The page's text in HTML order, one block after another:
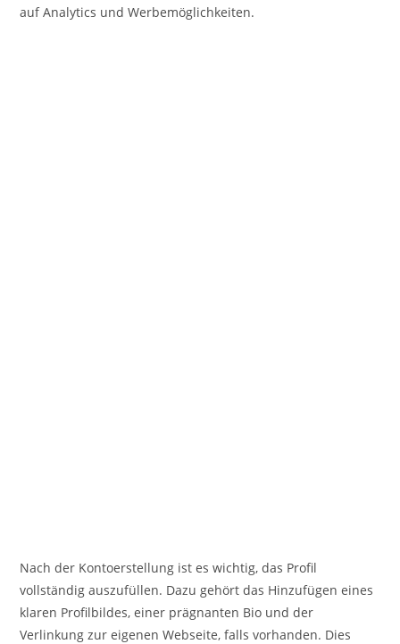
auf Analytics und Werbemöglichkeiten.
Nach der Kontoerstellung ist es wichtig, das Profil
vollständig auszufüllen. Dazu gehört das Hinzufügen eines
klaren Profilbildes, einer prägnanten Bio und der
Verlinkung zur eigenen Webseite, falls vorhanden. Dies